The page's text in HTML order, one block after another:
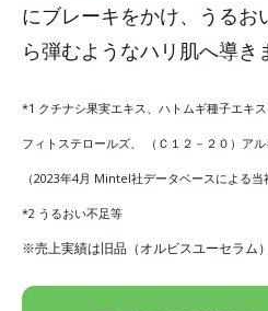
にブレーキをかけ、うるお
ら弾むようなハリ肌へ導き
*1 クチナシ果実エキス、ハトムギ種子エキ
フィトステロールズ、 （Ｃ１２－２０）ア
（2023年4月 Mintel社データベースによる当
*2 うるおい不足等
※売上実績は旧品（オルビスユーセラム